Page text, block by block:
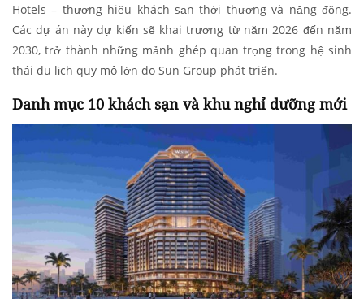
Hotels – thương hiệu khách sạn thời thượng và năng động.
Các dự án này dự kiến sẽ khai trương từ năm 2026 đến năm
2030, trở thành những mảnh ghép quan trọng trong hệ sinh
thái du lịch quy mô lớn do Sun Group phát triển.
Danh mục 10 khách sạn và khu nghỉ dưỡng mới